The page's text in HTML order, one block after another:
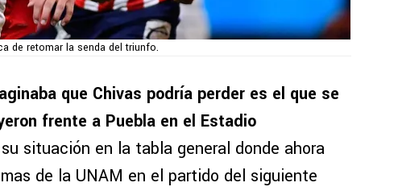
de retomar la senda del triunfo.
que Chivas podría perder es el que se
frente a Puebla en el Estadio
situación en la tabla general donde ahora
de la UNAM en el partido del siguiente